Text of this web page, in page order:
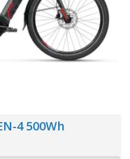
4 500Wh